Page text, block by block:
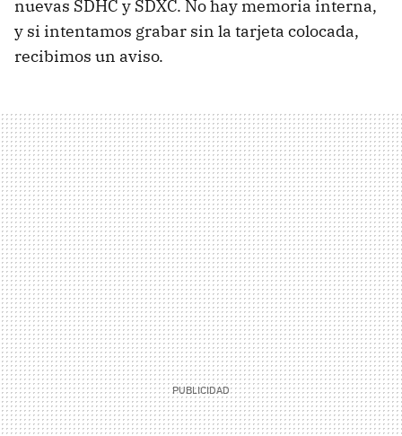
nuevas SDHC y SDXC. No hay memoria interna,
y si intentamos grabar sin la tarjeta colocada,
recibimos un aviso.